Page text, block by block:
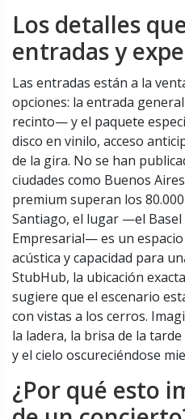
Los detalles
entradas y
Las entradas están a la
opciones: la entrada
recinto— y el paquete
disco en vinilo, acceso
de la gira. No se han
ciudades como Buenos
premium superan los
Santiago, el lugar —el Basel
Empresarial— es un
acústica y capacidad para
StubHub, la ubicación
sugiere que el escenario
con vistas a los cerros.
la ladera, la brisa de la
y el cielo oscureciéndose
¿Por qué esto